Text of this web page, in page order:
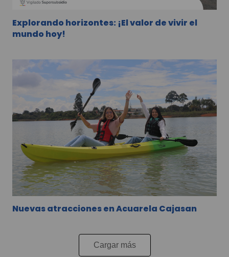
Explorando horizontes: ¡El valor de vivir el
mundo hoy!
Nuevas atracciones en Acuarela Cajasan
Cargar más